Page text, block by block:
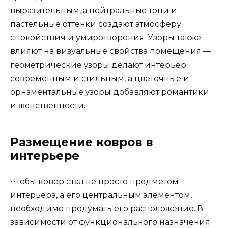
выразительным, а нейтральные тони и
пастельные оттенки создают атмосферу
спокойствия и умиротворения. Узоры также
влияют на визуальные свойства помещения —
геометрические узоры делают интерьер
современным и стильным, а цветочные и
орнаментальные узоры добавляют романтики
и женственности.
Размещение ковров в
интерьере
Чтобы ковер стал не просто предметом
интерьера, а его центральным элементом,
необходимо продумать его расположение. В
зависимости от функционального назначения